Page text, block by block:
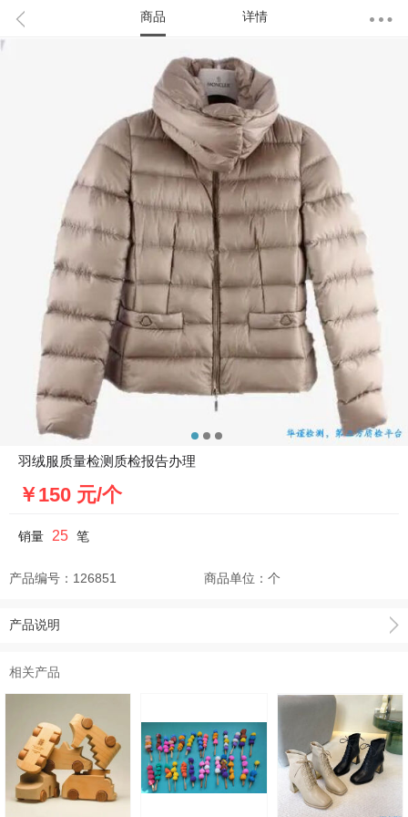
商品 详情
羽绒服质量检测质检报告办理
￥150 元/个
销量 25 笔
产品编号： 126851 商品单位： 个
产品说明
相关产品